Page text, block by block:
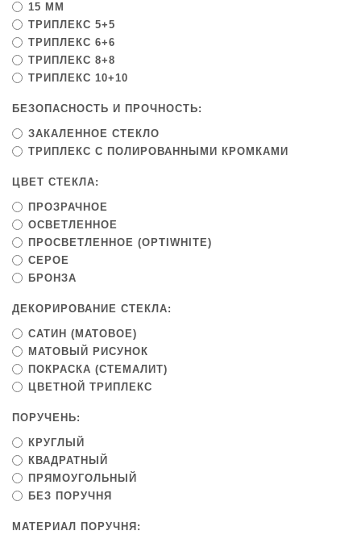
15 ММ
ТРИПЛЕКС 5+5
ТРИПЛЕКС 6+6
ТРИПЛЕКС 8+8
ТРИПЛЕКС 10+10
БЕЗОПАСНОСТЬ И ПРОЧНОСТЬ:
ЗАКАЛЕННОЕ СТЕКЛО
ТРИПЛЕКС С ПОЛИРОВАННЫМИ КРОМКАМИ
ЦВЕТ СТЕКЛА:
ПРОЗРАЧНОЕ
ОСВЕТЛЕННОЕ
ПРОСВЕТЛЕННОЕ (OPTIWHITE)
СЕРОЕ
БРОНЗА
ДЕКОРИРОВАНИЕ СТЕКЛА:
САТИН (МАТОВОЕ)
МАТОВЫЙ РИСУНОК
ПОКРАСКА (СТЕМАЛИТ)
ЦВЕТНОЙ ТРИПЛЕКС
ПОРУЧЕНЬ:
КРУГЛЫЙ
КВАДРАТНЫЙ
ПРЯМОУГОЛЬНЫЙ
БЕЗ ПОРУЧНЯ
МАТЕРИАЛ ПОРУЧНЯ: